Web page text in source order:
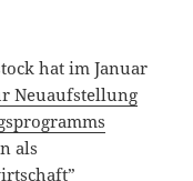
hat im Januar
Neuaufstellung
als